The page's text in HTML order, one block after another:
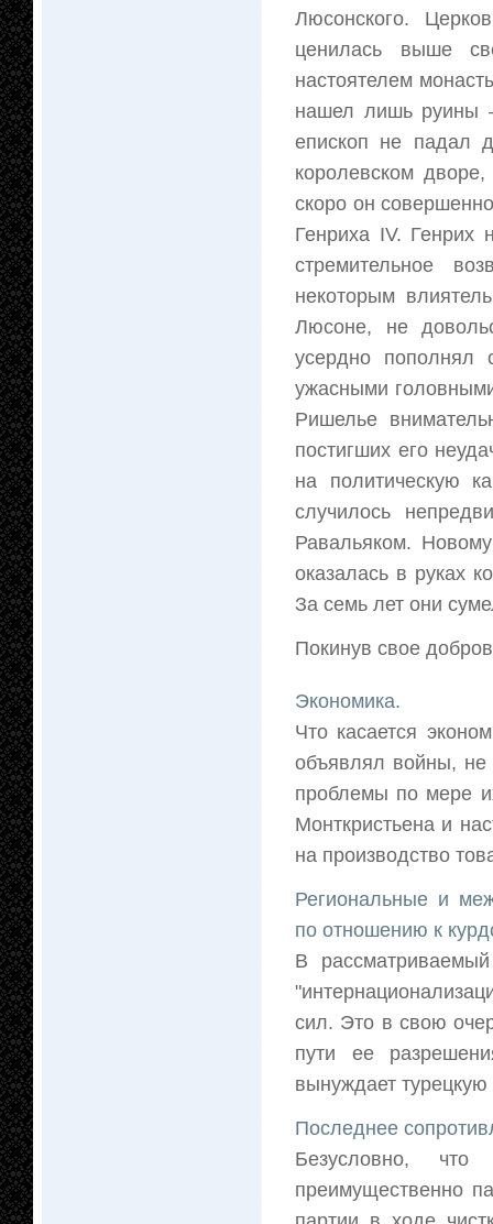
Люсонского.
ценилась выше
настоятелем
нашел лишь руины
епископ не падал
королевском
скоро он
Генриха IV. Генрих
стремительное
некоторым
Люсоне, не
усердно пополнял
ужасными
Ришелье
постигших его
на политическую
случилось
Равальяком.
оказалась в руках
За семь лет они
Покинув свое
Экономика.
Что касается
объявлял войны, не
проблемы по мере
Монткристьена и
на производство
Региональные и
по отношению к
В
сил. Это в свою
пути ее
вынуждает турецкую
Последнее
Безусловно,
преимущественно